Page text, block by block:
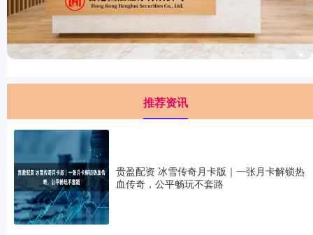
推荐资讯
贵盈配资 冰雪传奇月卡版｜一张月卡解锁热
血传奇，公平畅玩不套路